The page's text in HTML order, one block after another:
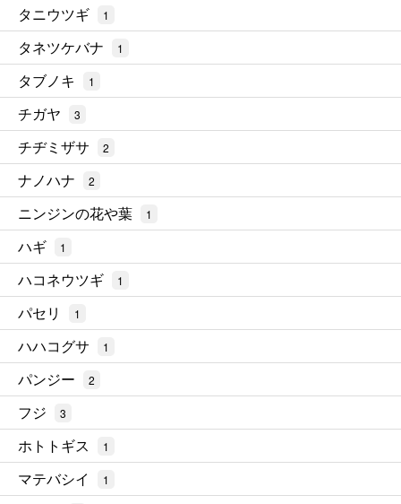
タニウツギ 1
タネツケバナ 1
タブノキ 1
チガヤ 3
チヂミザサ 2
ナノハナ 2
ニンジンの花や葉 1
ハギ 1
ハコネウツギ 1
パセリ 1
ハハコグサ 1
パンジー 2
フジ 3
ホトトギス 1
マテバシイ 1